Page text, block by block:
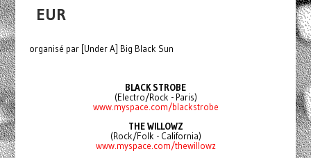
EUR
organisé par [Under A] Big Black Sun
BLACK STROBE
(Electro/Rock - Paris)
www.myspace.com/blackstrobe
THE WILLOWZ
(Rock/Folk - California)
www.myspace.com/thewillowz